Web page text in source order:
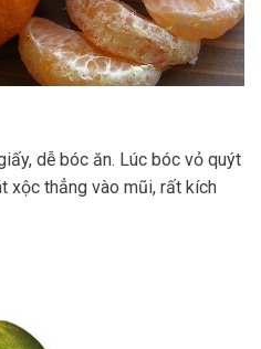
dễ bóc ăn. Lúc bóc vỏ quýt
xộc thẳng vào mũi, rất kích